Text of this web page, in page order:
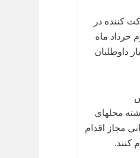
کننده‌ در
خرداد ماه
داوطلبان
محلهای
مجاز اقدام
کنند.